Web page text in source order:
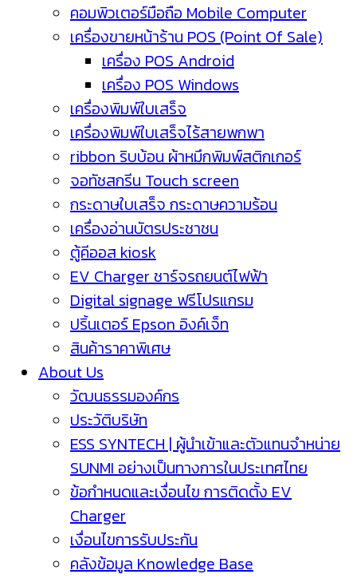
คอมพิวเตอร์มือถือ Mobile Computer
เครื่องขายหน้าร้าน POS (Point Of Sale)
เครื่อง POS Android
เครื่อง POS Windows
เครื่องพิมพ์ใบเสร็จ
เครื่องพิมพ์ใบเสร็จไร้สายพกพา
ribbon ริบบ้อน ผ้าหมึกพิมพ์สติกเกอร์
จอทัชสกรีน Touch screen
กระดาษใบเสร็จ กระดาษความร้อน
เครื่องอ่านบัตรประชาชน
ตู้คีออส kiosk
EV Charger ชาร์จรถยนต์ไฟฟ้า
Digital signage ฟรีโปรแกรม
ปริ้นเตอร์ Epson อิงค์เจ็ท
สินค้าราคาพิเศษ
About Us
วัฒนธรรมองค์กร
ประวัติบริษัท
ESS SYNTECH | ผู้นำเข้าและตัวแทนจำหน่าย
SUNMI อย่างเป็นทางการในประเทศไทย
ข้อกำหนดและเงื่อนไข การติดตั้ง EV
Charger
เงื่อนไขการรับประกัน
คลังข้อมูล Knowledge Base